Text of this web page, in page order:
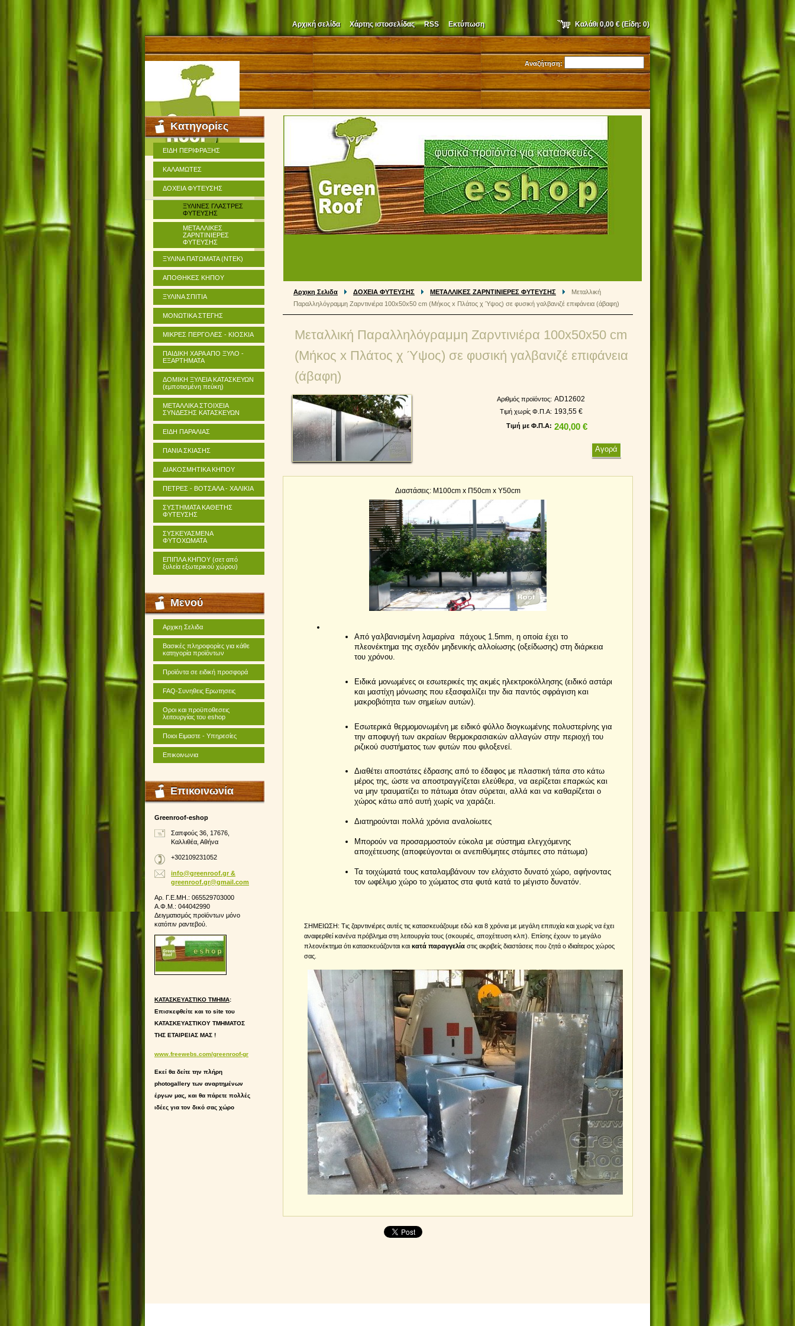
Αναζήτηση:
Αρχικη Σελιδα ΔΟΧΕΙΑ ΦΥΤΕΥΣΗΣ ΜΕΤΑΛΛΙΚΕΣ ΖΑΡΝΤΙΝΙΕΡΕΣ ΦΥΤΕΥΣΗΣ
Μεταλλική
Παραλληλόγραμμη Ζαρντινιέρα 100x50x50 cm (Mήκος x Πλάτος χ Ύψος) σε φυσική γαλβανιζέ επιφάνεια (άβαφη)
Μεταλλική Παραλληλόγραμμη Ζαρντινιέρα 100x50x50 cm
(Mήκος x Πλάτος χ Ύψος) σε φυσική γαλβανιζέ επιφάνεια
(άβαφη)
Αριθμός προϊόντος: AD12602
Τιμή χωρίς Φ.Π.Α: 193,55 €
Τιμή με Φ.Π.Α: 240,00 €
Διαστάσεις: Μ100cm x Π50cm x Υ50cm
Από γαλβανισμένη λαμαρίνα πάχους 1.5mm, η οποία έχει το
πλεονέκτημα της σχεδόν μηδενικής αλλοίωσης (οξείδωσης) στη διάρκεια
του χρόνου.
Ειδικά μονωμένες οι εσωτερικές της ακμές ηλεκτροκόλλησης (ειδικό αστάρι
και μαστίχη μόνωσης που εξασφαλίζει την δια παντός σφράγιση και
μακροβιότητα των σημείων αυτών).
Εσωτερικά θερμομονωμένη με ειδικό φύλλο διογκωμένης πολυστερίνης για
την αποφυγή των ακραίων θερμοκρασιακών αλλαγών στην περιοχή του
ριζικού συστήματος των φυτών που φιλοξενεί.
Διαθέτει αποστάτες έδρασης από το έδαφος με πλαστική τάπα στο κάτω
μέρος της, ώστε να αποστραγγίζεται ελεύθερα, να αερίζεται επαρκώς και
να μην τραυματίζει το πάτωμα όταν σύρεται, αλλά και να καθαρίζεται ο
χώρος κάτω από αυτή χωρίς να χαράζει.
Διατηρούνται πολλά χρόνια αναλοίωτες
Μπορούν να προσαρμοστούν εύκολα με σύστημα ελεγχόμενης
αποχέτευσης (αποφεύγονται οι ανεπιθύμητες στάμπες στο πάτωμα)
Τα τοιχώματά τους καταλαμβάνουν τον ελάχιστο δυνατό χώρο, αφήνοντας
τον ωφέλιμο χώρο το χώματος στα φυτά κατά το μέγιστο δυνατόν.
ΣΗΜΕΙΩΣΗ: Τις ζαρντινιέρες αυτές τις κατασκευάζουμε εδώ και 8 χρόνια με μεγάλη επιτυχία και χωρίς να έχει
αναφερθεί κανένα πρόβλημα στη λειτουργία τους (σκουριές, αποχέτευση κλπ). Επίσης έχουν το μεγάλο
πλεονέκτημα ότι κατασκευάζονται και κατά παραγγελίαστις ακριβείς διαστάσεις που ζητά ο ιδιαίτερος χώρος
σας.
Κατηγορίες
ΕΙΔΗ ΠΕΡΙΦΡΑΞΗΣ
ΚΑΛΑΜΩΤΕΣ
ΔΟΧΕΙΑ ΦΥΤΕΥΣΗΣ
ΞΥΛΙΝΕΣ ΓΛΑΣΤΡΕΣ
ΦΥΤΕΥΣΗΣ
ΜΕΤΑΛΛΙΚΕΣ
ΖΑΡΝΤΙΝΙΕΡΕΣ
ΦΥΤΕΥΣΗΣ
ΞΥΛΙΝΑ ΠΑΤΩΜΑΤΑ (ΝΤΕΚ)
ΑΠΟΘΗΚΕΣ ΚΗΠΟΥ
ΞΥΛΙΝΑ ΣΠΙΤΙΑ
ΜΟΝΩΤΙΚΑ ΣΤΕΓΗΣ
ΜΙΚΡΕΣ ΠΕΡΓΟΛΕΣ - ΚΙΟΣΚΙΑ
ΠΑΙΔΙΚΗ ΧΑΡΑ ΑΠΟ ΞΥΛΟ -
ΕΞΑΡΤΗΜΑΤΑ
ΔΟΜΙΚΗ ΞΥΛΕΙΑ ΚΑΤΑΣΚΕΥΩΝ
(εμποτισμένη πεύκη)
ΜΕΤΑΛΛΙΚΑ ΣΤΟΙΧΕΙΑ
ΣΥΝΔΕΣΗΣ ΚΑΤΑΣΚΕΥΩΝ
ΕΙΔΗ ΠΑΡΑΛΙΑΣ
ΠΑΝΙΑ ΣΚΙΑΣΗΣ
ΔΙΑΚΟΣΜΗΤΙΚΑ ΚΗΠΟΥ
ΠΕΤΡΕΣ - ΒΟΤΣΑΛΑ - ΧΑΛΙΚΙΑ
ΣΥΣΤΗΜΑΤΑ ΚΑΘΕΤΗΣ
ΦΥΤΕΥΣΗΣ
ΣΥΣΚΕΥΑΣΜΕΝΑ
ΦΥΤΟΧΩΜΑΤΑ
ΕΠΙΠΛΑ ΚΗΠΟΥ (σετ από
ξυλεία εξωτερικού χώρου)
Μενού
Αρχικη Σελιδα
Βασικές πληροφορίες για κάθε
κατηγορία προϊόντων
Προϊόντα σε ειδική προσφορά
FAQ-Συνηθεις Ερωτησεις
Οροι και προϋποθεσεις
λειτουργίας του eshop
Ποιοι Ειμαστε - Υπηρεσίες
Επικοινωνια
Επικοινωνία
Greenroof-eshop
Σαπφούς 36, 17676,
Καλλιθέα, Αθήνα
+302109231052
info@greenroof.gr &
greenroof.gr@gmail.com
Αρ. Γ.Ε.ΜΗ.: 065529703000
Α.Φ.Μ.: 044042990
Δειγματισμός προϊόντων μόνο
κατόπιν ραντεβού.
ΚΑΤΑΣΚΕΥΑΣΤΙΚΟ ΤΜΗΜΑ:
Επισκεφθείτε και το site του
ΚΑΤΑΣΚΕΥΑΣΤΙΚΟΥ ΤΜΗΜΑΤΟΣ
ΤΗΣ ΕΤΑΙΡΕΙΑΣ ΜΑΣ !
www.freewebs.com/greenroof-gr
Εκεί θα δείτε την πλήρη
photogallery των αναρτημένων
έργων μας, και θα πάρετε πολλές
ιδέες για τον δικό σας χώρο
Καλάθι0,00 €(Είδη: 0)
Αρχική σελίδα Χάρτης ιστοσελίδας RSS Εκτύπωση